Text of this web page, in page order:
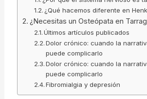
¿Qué hacemos diferente en
¿Necesitas un Osteópata en
Últimos artículos publicados
Dolor crónico: cuando la
puede complicarlo
Dolor crónico: cuando la
puede complicarlo
Fibromialgia y depresión